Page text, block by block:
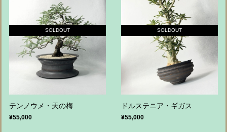
SOLDOUT
テンノウメ・天の梅
¥55,000
SOLDOUT
ドルステニア・ギガス
¥55,000